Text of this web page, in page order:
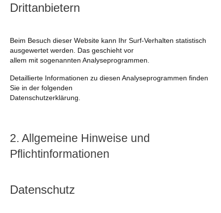
Drittanbietern
Beim Besuch dieser Website kann Ihr Surf-Verhalten statistisch
ausgewertet werden. Das geschieht vor
allem mit sogenannten Analyseprogrammen.
Detaillierte Informationen zu diesen Analyseprogrammen finden
Sie in der folgenden
Datenschutzerklärung.
2. Allgemeine Hinweise und
Pflichtinformationen
Datenschutz